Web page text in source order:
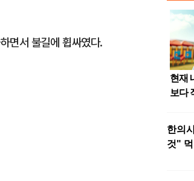
면서 불길에 휩싸였다.